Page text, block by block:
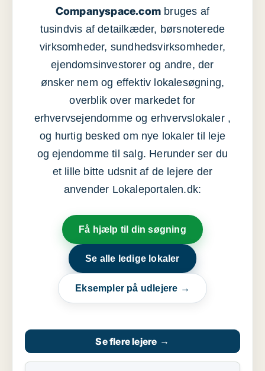
Companyspace.com bruges af
tusindvis af detailkæder, børsnoterede
virksomheder, sundhedsvirksomheder,
ejendomsinvestorer og andre, der
ønsker nem og effektiv lokalesøgning,
overblik over markedet for
erhvervsejendomme og erhvervslokaler ,
og hurtig besked om nye lokaler til leje
og ejendomme til salg. Herunder ser du
et lille bitte udsnit af de lejere der
anvender Lokaleportalen.dk:
Få hjælp til din søgning
Se alle ledige lokaler
Eksempler på udlejere →
Se flere lejere →